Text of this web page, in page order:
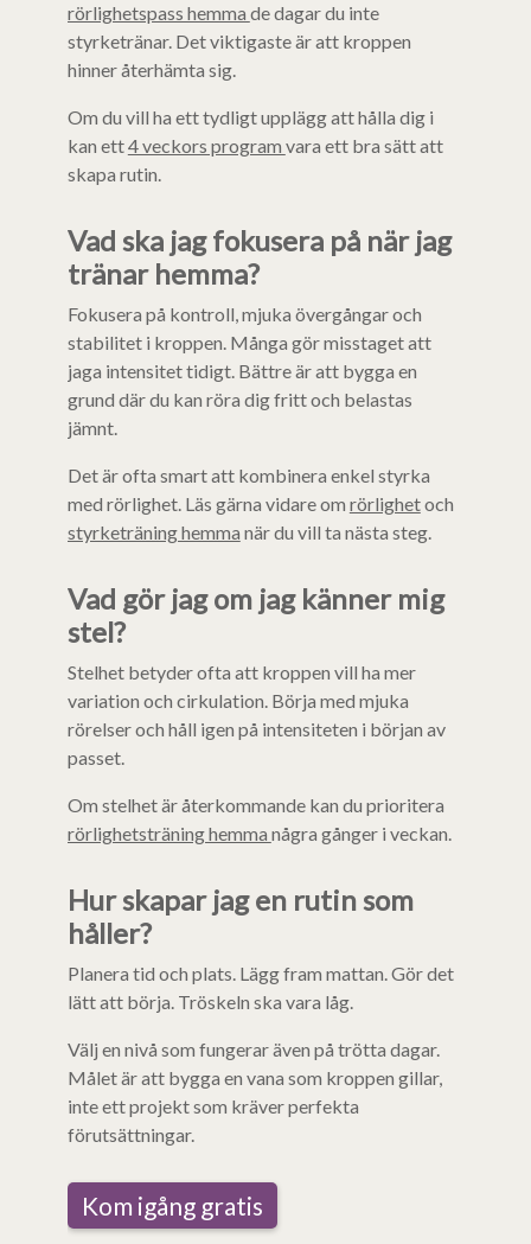
rörlighetspass hemma de dagar du inte
styrketränar. Det viktigaste är att kroppen
hinner återhämta sig.
Om du vill ha ett tydligt upplägg att hålla dig i
kan ett4 veckors program vara ett bra sätt att
skapa rutin.
Vad ska jag fokusera på när jag
tränar hemma?
Fokusera på kontroll, mjuka övergångar och
stabilitet i kroppen. Många gör misstaget att
jaga intensitet tidigt. Bättre är att bygga en
grund där du kan röra dig fritt och belastas
jämnt.
Det är ofta smart att kombinera enkel styrka
med rörlighet. Läs gärna vidare om rörlighetoch
styrketräning hemma när du vill ta nästa steg.
Vad gör jag om jag känner mig
stel?
Stelhet betyder ofta att kroppen vill ha mer
variation och cirkulation. Börja med mjuka
rörelser och håll igen på intensiteten i början av
passet.
Om stelhet är återkommande kan du prioritera
rörlighetsträning hemma några gånger i veckan.
Hur skapar jag en rutin som
håller?
Planera tid och plats. Lägg fram mattan. Gör det
lätt att börja. Tröskeln ska vara låg.
Välj en nivå som fungerar även på trötta dagar.
Målet är att bygga en vana som kroppen gillar,
inte ett projekt som kräver perfekta
förutsättningar.
Kom igång gratis